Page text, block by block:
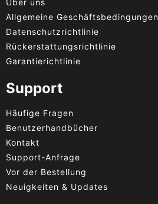
Über uns
Allgemeine Geschäftsbedingungen
Datenschutzrichtlinie
Rückerstattungsrichtlinie
Garantierichtlinie
Support
Häufige Fragen
Benutzerhandbücher
Kontakt
Support-Anfrage
Vor der Bestellung
Neuigkeiten & Updates